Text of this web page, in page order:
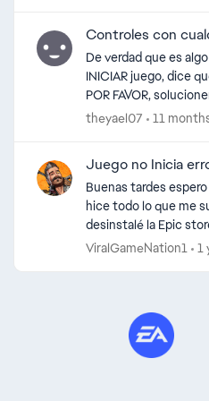
Controles con
De verdad que es
INICIAR juego, dice
POR FAVOR,
xbox, y SIGUE
theyael07 11
Juego no Inicia
Buenas tardes
hice todo lo que me
desinstalé la Epic
ViralGameNation1 1